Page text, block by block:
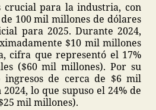
crucial para la industria, con
100 mil millones de dólares
para 2025. Durante 2024,
$10 mil millones
cifra que representó el 17%
($60 mil millones). Por su
de cerca de $6 mil
lo que supuso el 24% de
mil millones).